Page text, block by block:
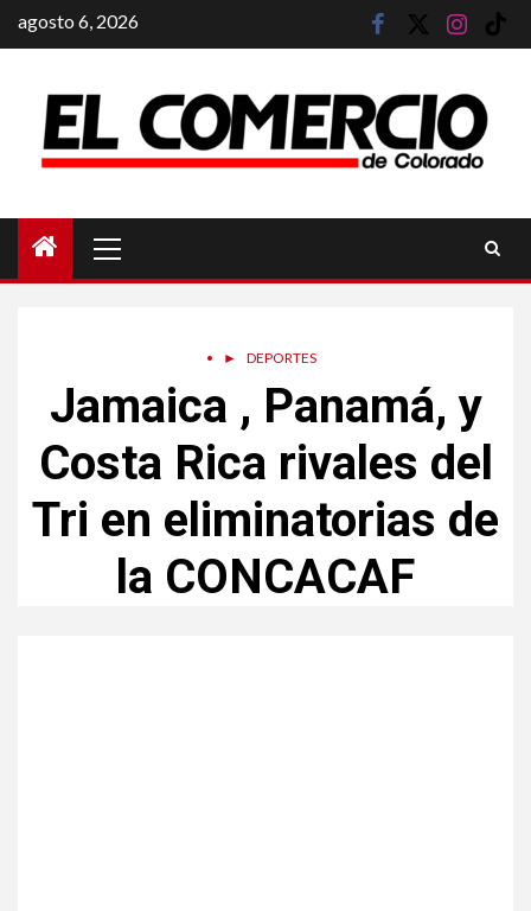
Saltar
al
agosto 6, 2026 facebook
twitterinstagram
tik
principal
• ► DEPORTES
Jamaica , Panamá, y
Costa Rica rivales del
Tri en eliminatorias de
la CONCACAF